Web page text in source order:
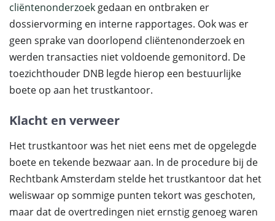
cliëntenonderzoek gedaan en ontbraken er
dossiervorming en interne rapportages. Ook was er
geen sprake van doorlopend cliëntenonderzoek en
werden transacties niet voldoende gemonitord. De
toezichthouder DNB legde hierop een bestuurlijke
boete op aan het trustkantoor.
Klacht en verweer
Het trustkantoor was het niet eens met de opgelegde
boete en tekende bezwaar aan. In de procedure bij de
Rechtbank Amsterdam stelde het trustkantoor dat het
weliswaar op sommige punten tekort was geschoten,
maar dat de overtredingen niet ernstig genoeg waren